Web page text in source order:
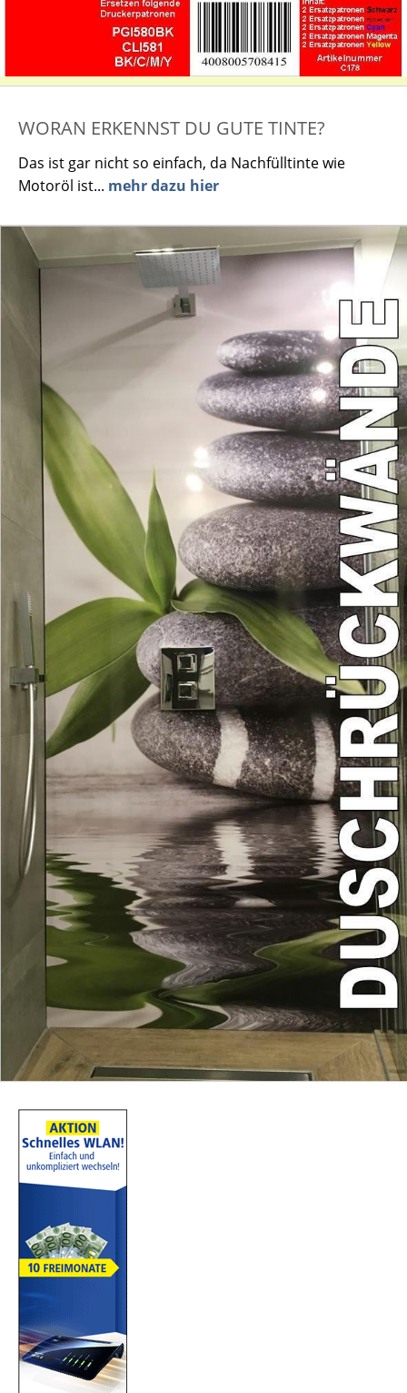
WORAN ERKENNST DU GUTE TINTE?
Das ist gar nicht so einfach, da Nachfülltinte wie
Motoröl ist... mehr dazu hier